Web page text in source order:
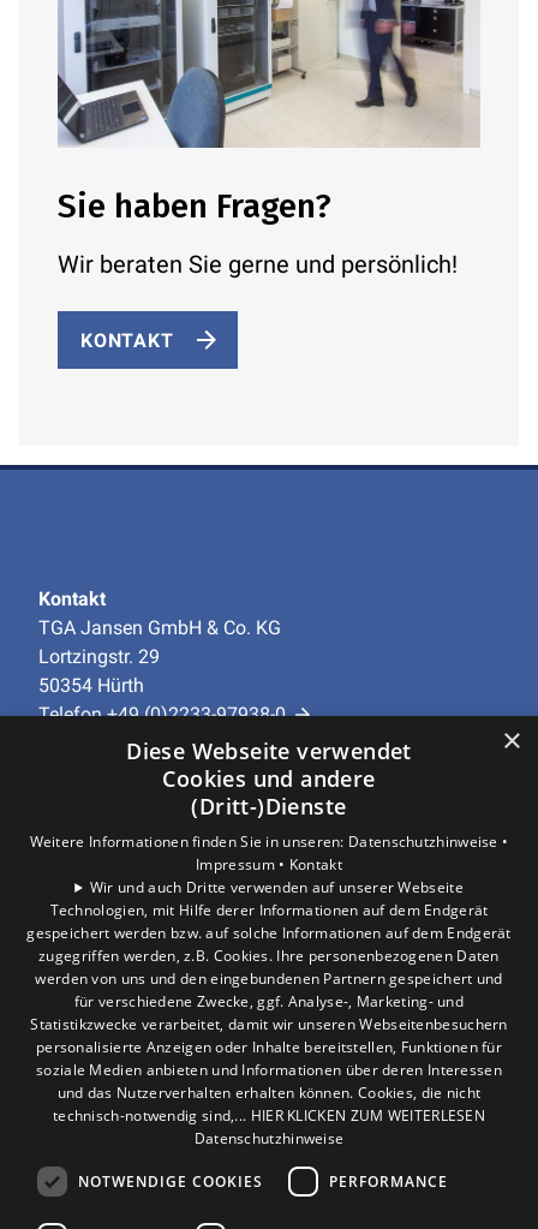
Sie haben Fragen?
Wir beraten Sie gerne und persönlich!
KONTAKT
Kontakt
TGA Jansen GmbH & Co. KG
Lortzingstr. 29
50354 Hürth
Telefon+49 (0)2233-97938-0
info@tga-jansen.de
Barrierefreiheitserklärung
Leistungen
Privatkunden
Gewerbekunden
Karriere
Unternehmen
Standort
Hürth
×
Diese Webseite verwendet
Cookies und andere
(Dritt-)Dienste
Weitere Informationen finden Sie in unseren: Datenschutzhinweise •
Impressum • Kontakt
Wir und auch Dritte verwenden auf unserer Webseite
Technologien, mit Hilfe derer Informationen auf dem Endgerät
gespeichert werden bzw. auf solche Informationen auf dem Endgerät
zugegriffen werden, z.B. Cookies. Ihre personenbezogenen Daten
werden von uns und den eingebundenen Partnern gespeichert und
für verschiedene Zwecke, ggf. Analyse-, Marketing- und
Statistikzwecke verarbeitet, damit wir unseren Webseitenbesuchern
personalisierte Anzeigen oder Inhalte bereitstellen, Funktionen für
soziale Medien anbieten und Informationen über deren Interessen
und das Nutzerverhalten erhalten können. Cookies, die nicht
technisch-notwendig sind,... HIER KLICKEN ZUM WEITERLESEN
Datenschutzhinweise
NOTWENDIGE COOKIES PERFORMANCE